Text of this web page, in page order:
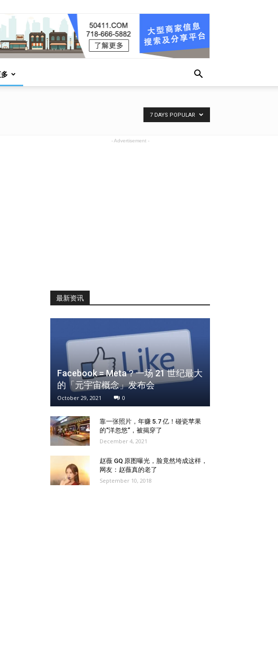
7 DAYS POPULAR
- Advertisement -
最新资讯
Facebook = Meta？一场 21 世纪最大
的「元宇宙概念」发布会
October 29, 2021 0
靠一张照片，年赚 5.7 亿！碰瓷苹果
的“洋忽悠”，被揭穿了
December 4, 2021
赵薇 GQ 原图曝光，脸竟然垮成这样，
网友：赵薇真的老了
September 10, 2018